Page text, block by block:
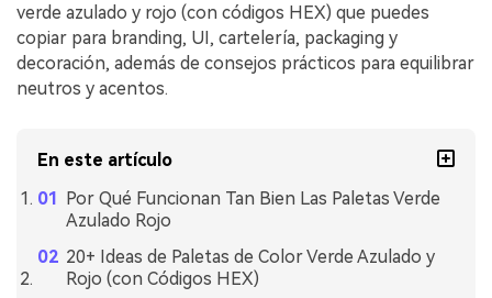
verde azulado y rojo (con códigos HEX) que puedes
copiar para branding, UI, cartelería, packaging y
decoración, además de consejos prácticos para equilibrar
neutros y acentos.
En este artículo
Por Qué Funcionan Tan Bien Las Paletas Verde
Azulado Rojo
20+ Ideas de Paletas de Color Verde Azulado y
Rojo (con Códigos HEX)